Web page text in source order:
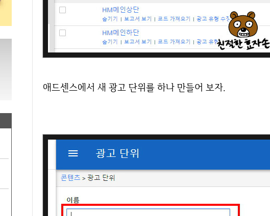
애드센스에서 새 광고 단위를 하나 만들어 보자.